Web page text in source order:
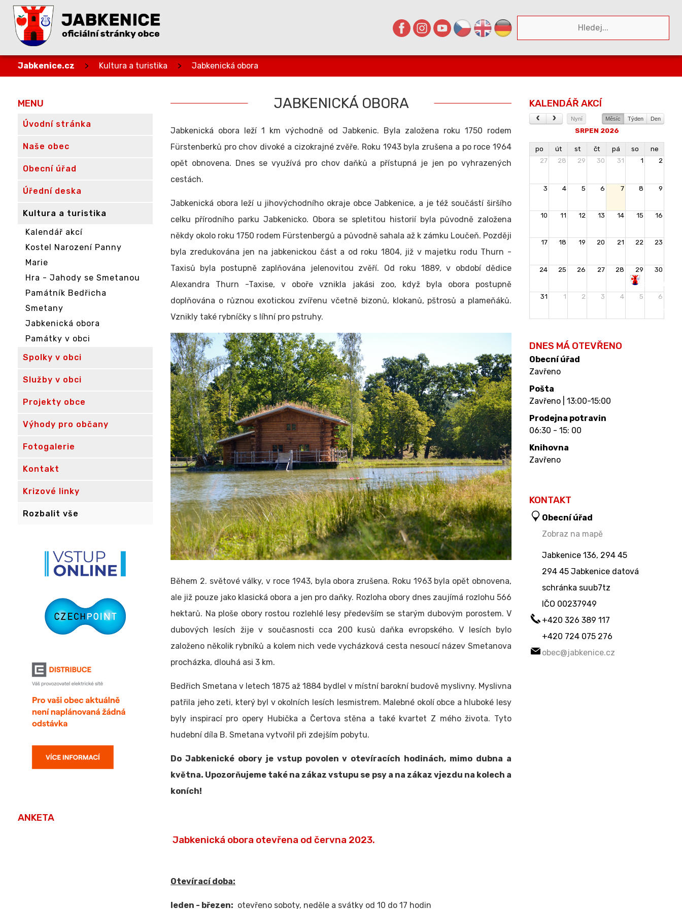
Jabkenice.cz > Kultura a turistika > Jabkenická obora
MENU
Úvodní stránka
Naše obec
Obecní úřad
Úřední deska
Kultura a turistika
Kalendář akcí
Kostel Narození Panny
Marie
Hra - Jahody se Smetanou
Památník Bedřicha
Smetany
Jabkenická obora
Památky v obci
Spolky v obci
Služby v obci
Projekty obce
Výhody pro občany
Fotogalerie
Kontakt
Krizové linky
Rozbalit vše
ANKETA
JABKENICKÁ OBORA
Jabkenická obora leží 1 km východně od Jabkenic. Byla založena roku 1750 rodem
Fürstenberků pro chov divoké a cizokrajné zvěře. Roku 1943 byla zrušena a po roce 1964
opět obnovena. Dnes se využívá pro chov daňků a přístupná je jen po vyhrazených
cestách.
Jabkenická obora leží u jihovýchodního okraje obce Jabkenice, a je též součástí širšího
celku přírodního parku Jabkenicko. Obora se spletitou historií byla původně založena
někdy okolo roku 1750 rodem Fürstenbergů a původně sahala až k zámku Loučeň. Později
byla zredukována jen na jabkenickou část a od roku 1804, již v majetku rodu Thurn -
Taxisů byla postupně zaplňována jelenovitou zvěří. Od roku 1889, v období dědice
Alexandra Thurn -Taxise, v oboře vznikla jakási zoo, když byla obora postupně
doplňována o různou exotickou zvířenu včetně bizonů, klokanů, pštrosů a plameňáků.
Vznikly také rybníčky s líhní pro pstruhy.
Během 2. světové války, v roce 1943, byla obora zrušena. Roku 1963 byla opět obnovena,
ale již pouze jako klasická obora a jen pro daňky. Rozloha obory dnes zaujímá rozlohu 566
hektarů. Na ploše obory rostou rozlehlé lesy především se starým dubovým porostem. V
dubových lesích žije v současnosti cca 200 kusů daňka evropského. V lesích bylo
založeno několik rybníků a kolem nich vede vycházková cesta nesoucí název Smetanova
procházka, dlouhá asi 3 km.
Bedřich Smetana v letech 1875 až 1884 bydlel v místní barokní budově myslivny. Myslivna
patřila jeho zeti, který byl v okolních lesích lesmistrem. Malebné okolí obce a hluboké lesy
byly inspirací pro opery Hubička a Čertova stěna a také kvartet Z mého života. Tyto
hudební díla B. Smetana vytvořil při zdejším pobytu.
Do Jabkenické obory je vstup povolen v otevíracích hodinách, mimo dubna a
května. Upozorňujeme také na zákaz vstupu se psy a na zákaz vjezdu na kolech a
koních!
Jabkenická obora otevřena od června 2023.
Otevírací doba:
leden - březen: otevřeno soboty, neděle a svátky od 10 do 17 hodin
KALENDÁŘ AKCÍ
Nyní Měsíc Týden Den
SRPEN 2026
po út st čt pá so
ne
27
28 29 30 31 1 2
3 4 5 6 7 8 9
10 11 12 13 14 15 16
17 18 19 20 21 22 23
24 25 26 27 28 29
30
Rozloučení
prázdninami
31 1 2 3 4 5 6
DNES MÁ OTEVŘENO
Obecní úřad
Zavřeno
Pošta
Zavřeno | 13:00-15:00
Prodejna potravin
06:30 - 15: 00
Knihovna
Zavřeno
KONTAKT
Obecní úřad
Zobraz na mapě
Jabkenice 136, 294 45
294 45 Jabkenice datová
schránka suub7tz
IČO 00237949
+420 326 389 117
+420 724 075 276
obec@jabkenice.cz